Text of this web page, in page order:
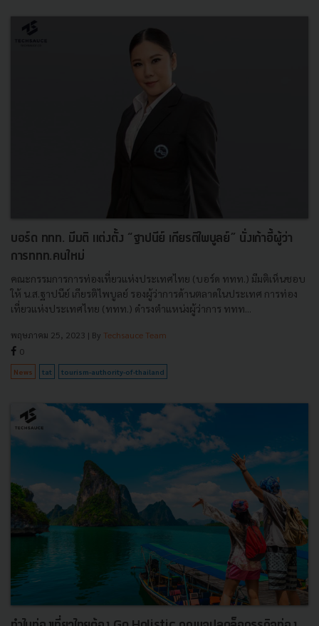
บอร์ด ททท. มีมติ แต่งตั้ง “ฐาปนีย์ เกียรติไพบูลย์” นั่งเก้าอี้ผู้ว่า
การททท.คนใหม่
คณะกรรมการการท่องเที่ยวแห่งประเทศไทย (บอร์ด ททท.) มีมติเห็นชอบ
ให้ น.ส.ฐาปนีย์ เกียรติไพบูลย์ รองผู้ว่าการด้านตลาดในประเทศ การท่อง
เที่ยวแห่งประเทศไทย (ททท.) ดำรงตำแหน่งผู้ว่าการ ททท...
พฤษภาคม 25, 2023 | By Techsauce Team
0
News tat tourism-authority-of-thailand